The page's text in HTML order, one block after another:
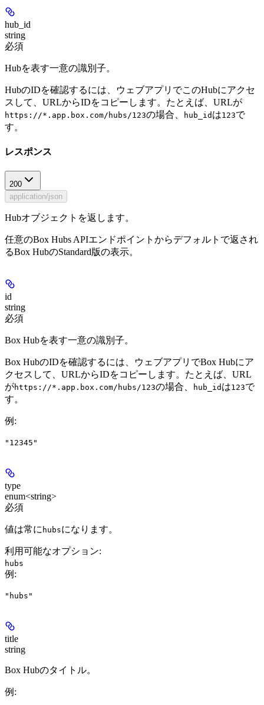
hub_id
string
必須
Hubを表す一意の識別子。
HubのIDを確認するには、ウェブアプリでこのHubにアクセ
スして、URLからIDをコピーします。たとえば、URLが
https://*.app.box.com/hubs/123の場合、 hub_id は123で
す。
レスポンス
200
application/json
Hubオブジェクトを返します。
任意のBox Hubs APIエンドポイントからデフォルトで返され
るBox HubのStandard版の表示。
id
string
必須
Box Hubを表す一意の識別子。
Box HubのIDを確認するには、ウェブアプリでBox Hubにア
クセスして、URLからIDをコピーします。たとえば、URL
がhttps://*.app.box.com/hubs/123の場合、 hub_id は123で
す。
例 :
"12345"
type
enum<string>
必須
値は常に hubsになります。
利用可能なオプション:
hubs
例 :
"hubs"
title
string
Box Hubのタイトル。
例 :